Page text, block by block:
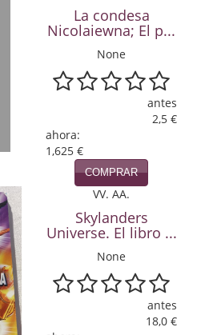
La condesa
Nicolaiewna; El p...
None
antes
2,5 €
ahora:
1,625 €
COMPRAR
VV. AA.
Skylanders
Universe. El libro ...
None
antes
18,0 €